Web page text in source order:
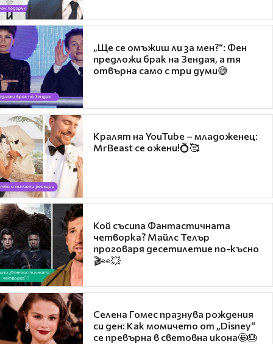
„Ще се омъжиш ли за мен?“: Фен
предложи брак на Зендая, а тя
отвърна само с три думи😅
Кралят на YouTube – младоженец:
MrBeast се ожени!💍🥰
Кой съсипа Фантастичната
четворка? Майлс Телър
проговаря десетилетие по-късно
🎬👀💥
Селена Гомес празнува рождения
си ден: Как момичето от „Disney“
се превърна в световна икона🤩🎂